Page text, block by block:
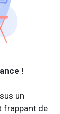
!
un
frappant de